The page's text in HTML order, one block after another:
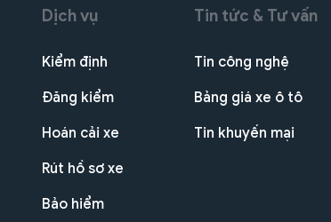
Dịch vụ
Kiểm định
Đăng kiểm
Hoán cải xe
Rút hồ sơ xe
Bảo hiểm
Tin tức & Tư vấn
Tin công nghệ
Bảng giá xe ô tô
Tin khuyến mại